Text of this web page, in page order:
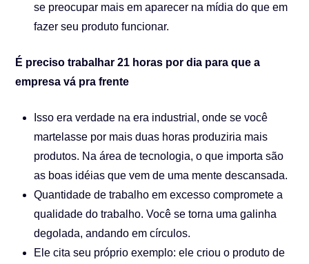
se preocupar mais em aparecer na mídia do que em
fazer seu produto funcionar.
É preciso trabalhar 21 horas por dia para que a
empresa vá pra frente
Isso era verdade na era industrial, onde se você
martelasse por mais duas horas produziria mais
produtos. Na área de tecnologia, o que importa são
as boas idéias que vem de uma mente descansada.
Quantidade de trabalho em excesso compromete a
qualidade do trabalho. Você se torna uma galinha
degolada, andando em círculos.
Ele cita seu próprio exemplo: ele criou o produto de